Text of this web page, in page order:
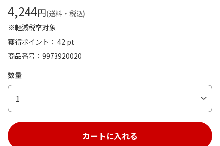
4,244円(送料・税込)
※軽減税率対象
獲得ポイント： 42 pt
商品番号
9973920020
数量
1